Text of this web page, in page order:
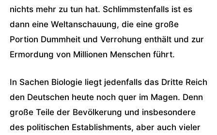
nichts mehr zu tun hat. Schlimmstenfalls ist es
dann eine Weltanschauung, die eine große
Portion Dummheit und Verrohung enthält und zur
Ermordung von Millionen Menschen führt.
In Sachen Biologie liegt jedenfalls das Dritte Reich
den Deutschen heute noch quer im Magen. Denn
große Teile der Bevölkerung und insbesondere
des politischen Establishments, aber auch vieler